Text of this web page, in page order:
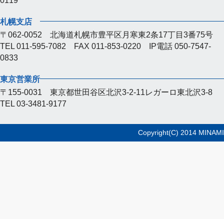
札幌支店
〒062-0052 北海道札幌市豊平区月寒東2条17丁目3番75号
TEL 011-595-7082 FAX 011-853-0220 IP電話 050-7547-
0833
東京営業所
〒155-0031 東京都世田谷区北沢3-2-11レガーロ東北沢3-8
TEL 03-3481-9177
Copyright(C) 2014